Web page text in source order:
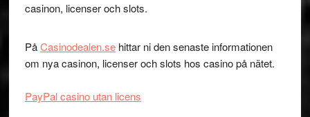
casinon, licenser och slots.
PåCasinodealen.sehittar ni den senaste informationen
om nya casinon, licenser och slots hos casino på nätet.
PayPal casino utan licens